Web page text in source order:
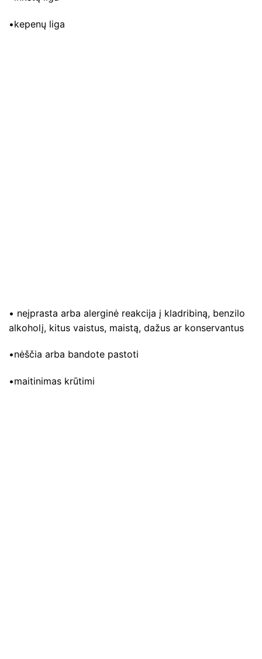
•kepenų liga
• neįprasta arba alerginė reakcija į kladribiną, benzilo
alkoholį, kitus vaistus, maistą, dažus ar konservantus
•nėščia arba bandote pastoti
•maitinimas krūtimi